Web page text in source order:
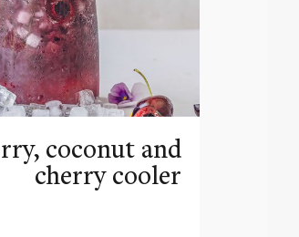
coconut and
cherry cooler